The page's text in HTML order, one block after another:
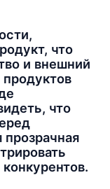
что
и внешний
что
прозрачная